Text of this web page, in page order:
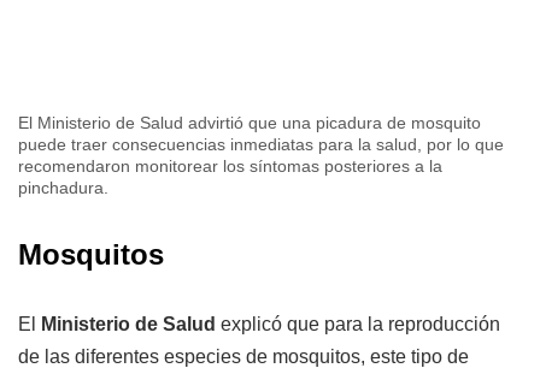
El Ministerio de Salud advirtió que una picadura de mosquito
puede traer consecuencias inmediatas para la salud, por lo que
recomendaron monitorear los síntomas posteriores a la
pinchadura.
Mosquitos
El Ministerio de Salud explicó que para la reproducción
de las diferentes especies de mosquitos, este tipo de